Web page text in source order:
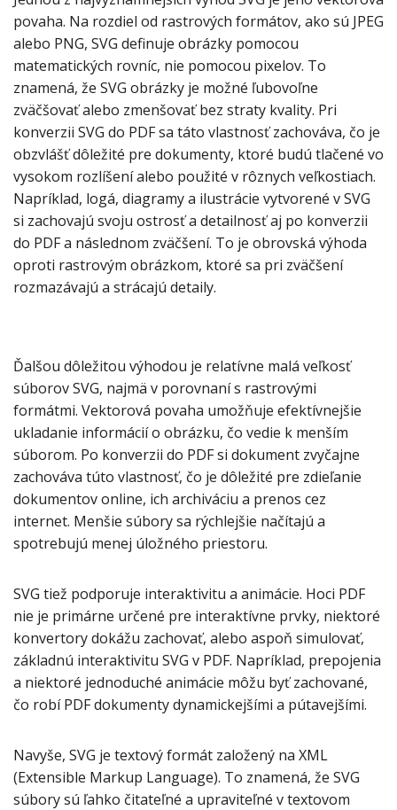
povaha. Na rozdiel od rastrových formátov, ako sú JPEG
alebo PNG, SVG definuje obrázky pomocou
matematických rovníc, nie pomocou pixelov. To
znamená, že SVG obrázky je možné ľubovoľne
zväčšovať alebo zmenšovať bez straty kvality. Pri
konverzii SVG do PDF sa táto vlastnosť zachováva, čo je
obzvlášť dôležité pre dokumenty, ktoré budú tlačené vo
vysokom rozlíšení alebo použité v rôznych veľkostiach.
Napríklad, logá, diagramy a ilustrácie vytvorené v SVG
si zachovajú svoju ostrosť a detailnosť aj po konverzii
do PDF a následnom zväčšení. To je obrovská výhoda
oproti rastrovým obrázkom, ktoré sa pri zväčšení
rozmazávajú a strácajú detaily.
Ďalšou dôležitou výhodou je relatívne malá veľkosť
súborov SVG, najmä v porovnaní s rastrovými
formátmi. Vektorová povaha umožňuje efektívnejšie
ukladanie informácií o obrázku, čo vedie k menším
súborom. Po konverzii do PDF si dokument zvyčajne
zachováva túto vlastnosť, čo je dôležité pre zdieľanie
dokumentov online, ich archiváciu a prenos cez
internet. Menšie súbory sa rýchlejšie načítajú a
spotrebujú menej úložného priestoru.
SVG tiež podporuje interaktivitu a animácie. Hoci PDF
nie je primárne určené pre interaktívne prvky, niektoré
konvertory dokážu zachovať, alebo aspoň simulovať,
základnú interaktivitu SVG v PDF. Napríklad, prepojenia
a niektoré jednoduché animácie môžu byť zachované,
čo robí PDF dokumenty dynamickejšími a pútavejšími.
Navyše, SVG je textový formát založený na XML
(Extensible Markup Language). To znamená, že SVG
súbory sú ľahko čitateľné a upraviteľné v textovom